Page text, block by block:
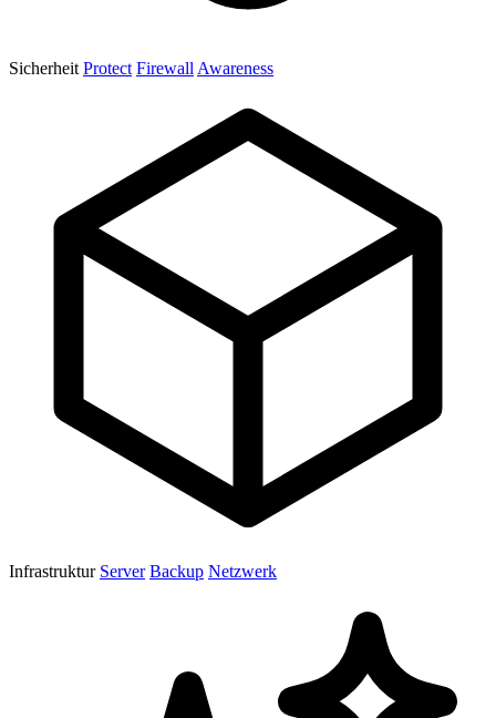
Sicherheit Protect Firewall Awareness
Infrastruktur Server Backup Netzwerk